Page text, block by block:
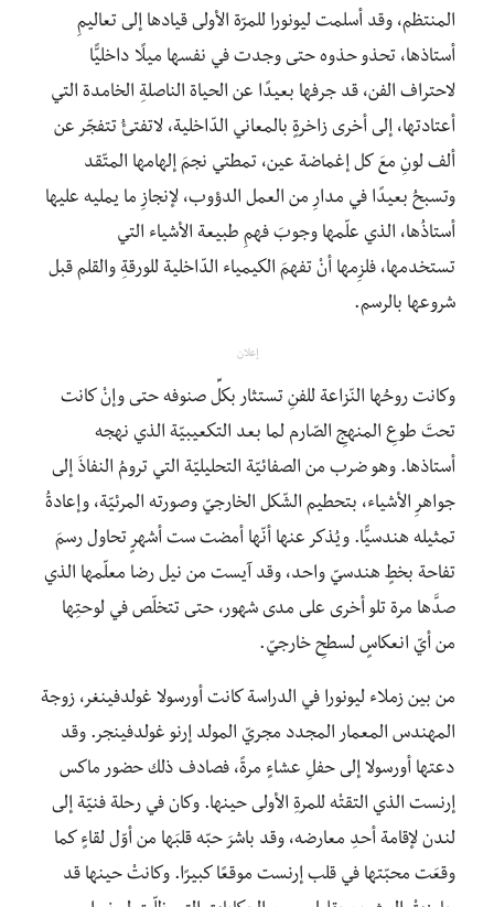
المنتظم، وقد أسلمت ليونورا للمرّة الأولى قيادها إلى تعاليمِ
أستاذها، تحذو حذوه حتى وجدت في نفسها ميلًا داخليًّا
لاحتراف الفن، قد جرفها بعيدًا عن الحياة الناصلةِ الخامدة التي
أعتادتها، إلى أخرى زاخرةٍ بالمعاني الدّاخلية، لاتفتئُ تتفجّر عن
ألف لونِ معَ كل إغماضة عين، تمطتي نجمَ إلهامها المتّقد
وتسبحُ بعيدًا في مدارِ من العمل الدؤوب، لإنجازِ ما يمليه عليها
أستاذُها، الذي علّمها وجوبَ فهمِ طبيعة الأشياء التي
تستخدمها، فلزِمها أنْ تفهمَ الكيمياء الدّاخلية للورقةِ والقلم قبل
شروعها بالرسم.
إعلان
وكانت روحُها النّزاعة للفنِ تستثار بكلِّ صنوفه حتى وإنْ كانت
تحتَ طوعِ المنهجِ الصّارم لما بعد التكعيبيّة الذي نهجه
أستاذها. وهو ضرب من الصفائيّة التحليليّة التي ترومُ النفاذَ إلى
جواهرِ الأشياء، بتحطيم الشّكل الخارجيّ وصورتِه المرئيّة، وإعادةُ
تمثيله هندسيًّا. ويُذكر عنها أنّها أمضت ست أشهرٍ تحاول رسمَ
تفاحة بخطٍ هندسيّ واحد، وقد آيست من نيل رضا معلّمها الذي
صدَّها مرة تلو أخرى على مدى شهور، حتى تتخلّص في لوحتِها
من أيّ انعكاسٍ لسطحِ خارجيّ.
من بين زملاء ليونورا في الدراسة كانت أورسولا غولدفينغر، زوجة
المهندس المعمار المجدد مجريّ المولد إرنو غولدفينجر. وقد
دعتها أورسولا إلى حفلِ عشاءٍ مرةً، فصادف ذلك حضور ماكس
إرنست الذي التقتْه للمرةِ الأولى حينها. وكان في رحلة فنيّة إلى
لندن لإقامة أحدِ معارضه، وقد باشرَ حبّه قلبَها من أوّل لقاءٍ كما
وقعَت محبّتها في قلب إرنست موقعًا كبيرًا. وكانتْ حينها قد